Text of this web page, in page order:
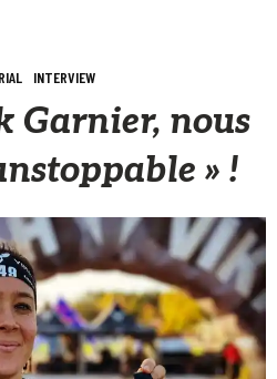
INTERVIEW
Garnier, nous
» !